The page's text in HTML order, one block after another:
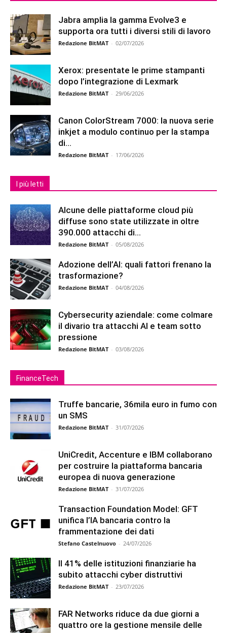
Jabra amplia la gamma Evolve3 e
supporta ora tutti i diversi stili di lavoro
Redazione BitMAT - 02/07/2026
Xerox: presentate le prime stampanti
dopo l’integrazione di Lexmark
Redazione BitMAT - 29/06/2026
Canon ColorStream 7000: la nuova serie
inkjet a modulo continuo per la stampa
di...
Redazione BitMAT - 17/06/2026
I più letti
Alcune delle piattaforme cloud più
diffuse sono state utilizzate in oltre
390.000 attacchi di...
Redazione BitMAT - 05/08/2026
Adozione dell’AI: quali fattori frenano la
trasformazione?
Redazione BitMAT - 04/08/2026
Cybersecurity aziendale: come colmare
il divario tra attacchi AI e team sotto
pressione
Redazione BitMAT - 03/08/2026
FinanceTech
Truffe bancarie, 36mila euro in fumo con
un SMS
Redazione BitMAT - 31/07/2026
UniCredit, Accenture e IBM collaborano
per costruire la piattaforma bancaria
europea di nuova generazione
Redazione BitMAT - 31/07/2026
Transaction Foundation Model: GFT
unifica l’IA bancaria contro la
frammentazione dei dati
Stefano Castelnuovo - 24/07/2026
Il 41% delle istituzioni finanziarie ha
subito attacchi cyber distruttivi
Redazione BitMAT - 23/07/2026
FAR Networks riduce da due giorni a
quattro ore la gestione mensile delle